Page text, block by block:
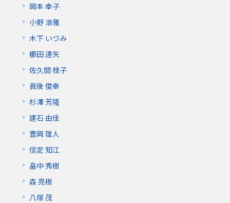
岡本 幸子
小野 浩雅
木下 いづみ
櫛田 達矢
佐久間 桂子
眞後 俊幸
杉澤 芳隆
建石 由佳
豊岡 理人
信定 知江
畠中 秀樹
森 亮樹
八塚 茂